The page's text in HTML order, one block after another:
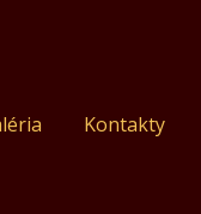
Kontakty